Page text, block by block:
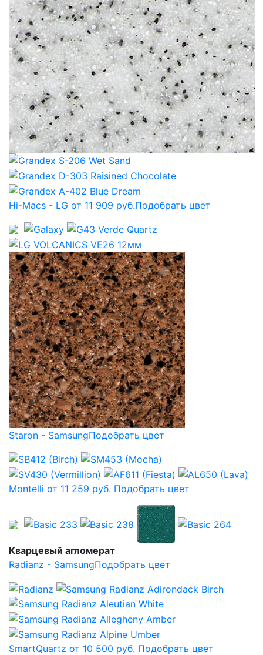
Hi-Macs - LG от 11 909 руб.Подобрать цвет
Staron - SamsungПодобрать цвет
Montelli от 11 259 руб. Подобрать цвет
Кварцевый агломерат
Radianz - SamsungПодобрать цвет
SmartQuartz от 10 500 руб. Подобрать цвет